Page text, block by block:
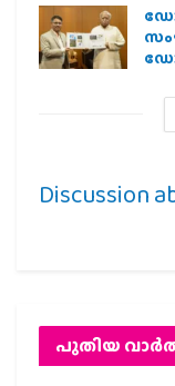
Discussion
പുതിയ